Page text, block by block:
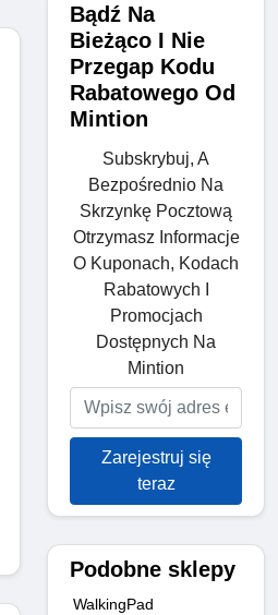
Bądź Na
Bieżąco I Nie
Przegap Kodu
Rabatowego Od
Mintion
Subskrybuj, A
Bezpośrednio Na
Skrzynkę Pocztową
Otrzymasz Informacje
O Kuponach, Kodach
Rabatowych I
Promocjach
Dostępnych Na
Mintion
Zarejestruj się
teraz
Podobne sklepy
WalkingPad